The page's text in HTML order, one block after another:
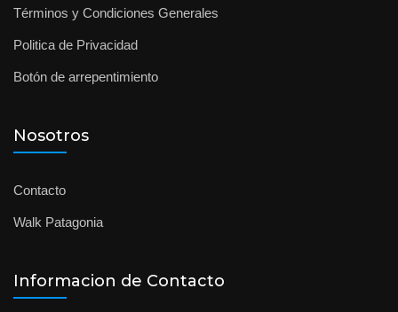
Términos y Condiciones Generales
Politica de Privacidad
Botón de arrepentimiento
Nosotros
Contacto
Walk Patagonia
Informacion de Contacto